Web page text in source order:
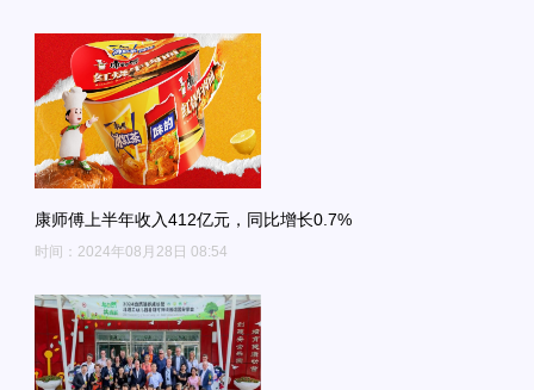
康师傅上半年收入412亿元，同比增长0.7%
时间：2024年08月28日 08:54